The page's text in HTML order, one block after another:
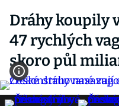
Dráhy koupily
47 rychlých
skoro půl